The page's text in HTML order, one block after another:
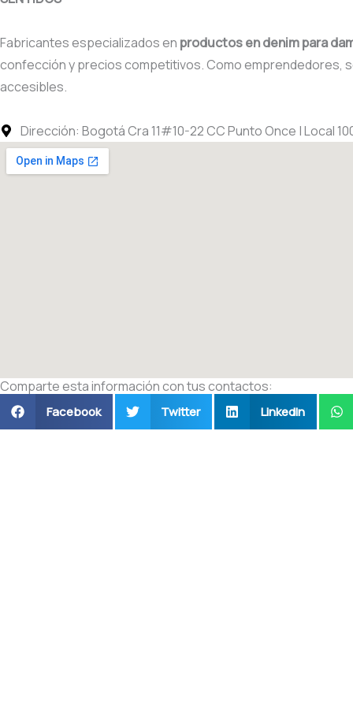
Fabricantes especializados en productos en denim para
confección y precios competitivos. Como emprendedores,
accesibles.
Dirección: Bogotá Cra 11#10-22 CC Punto Once | Local
Comparte esta información con tus contactos:
Facebook Twitter LinkedIn